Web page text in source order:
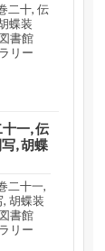
二十, 伝
蝶装
書館
リー
一, 伝
, 胡蝶
二十一,
胡蝶装
書館
リー